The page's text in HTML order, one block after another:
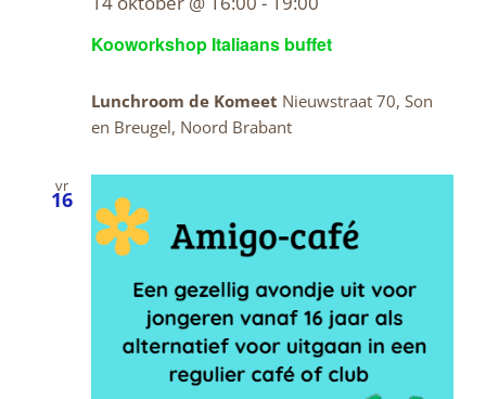
Kooworkshop Italiaans buffet
Lunchroom de Komeet Nieuwstraat 70, Son
en Breugel, Noord Brabant
vr
16